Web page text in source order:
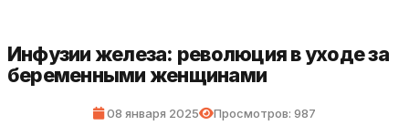
Инфузии железа: революция в уходе за
беременными женщинами
08 января 2025 Просмотров: 987